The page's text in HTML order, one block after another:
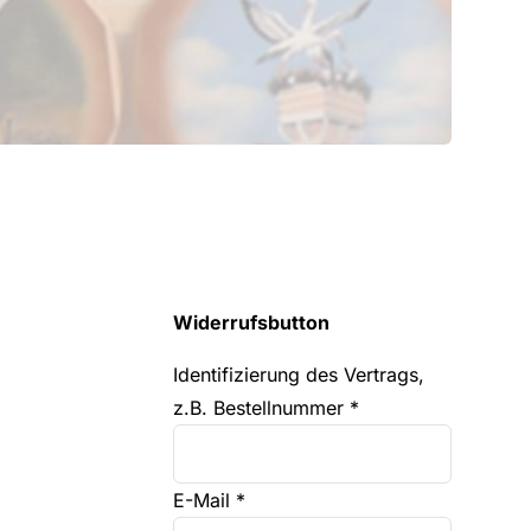
Widerrufsbutton
Identifizierung des Vertrags,
z.B. Bestellnummer *
E-Mail *